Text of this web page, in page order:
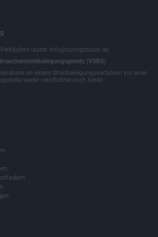
lautet: info@tuningstudio.de.
(VSBG)
an einem Streitbeilegungsverfahren vor einer
weder verpflichtet noch bereit.